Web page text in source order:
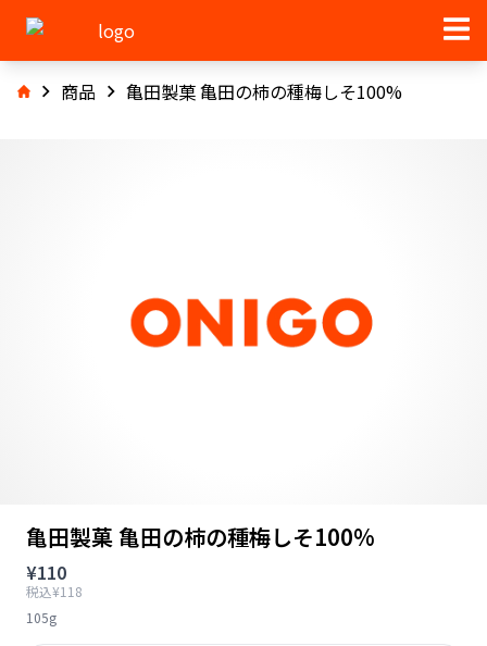
商品 亀田製菓 亀田の柿の種梅しそ100%
亀田製菓 亀田の柿の種梅しそ100%
¥110
税込¥118
105g